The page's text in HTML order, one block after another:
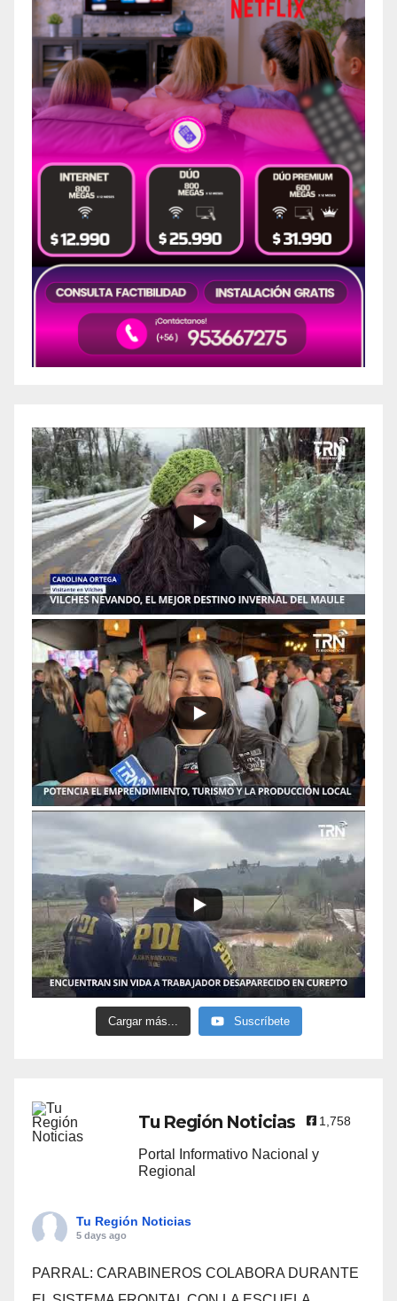
Cargar más... Suscríbete
Tu Región Noticias 1,758
Portal Informativo Nacional y
Regional
Tu Región Noticias
5 days ago
PARRAL: CARABINEROS COLABORA DURANTE